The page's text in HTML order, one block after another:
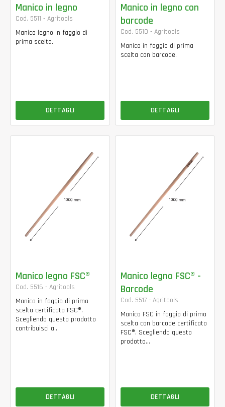
Manico in legno
Cod. 5511 - Agritools
Manico legno in faggio di
prima scelta.
DETTAGLI
Manico in legno con
barcode
Cod. 5510 - Agritools
Manico in faggio di prima
scelta con barcode.
DETTAGLI
Manico legno FSC®
Cod. 5516 - Agritools
Manico in faggio di prima
scelta certificato FSC®.
Scegliendo questo prodotto
contribuisci a...
DETTAGLI
Manico legno FSC® -
Barcode
Cod. 5517 - Agritools
Manico FSC in faggio di prima
scelta con barcode certificato
FSC®. Scegliendo questo
prodotto...
DETTAGLI